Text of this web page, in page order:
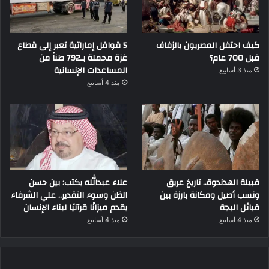
كيف احتفل المصريون بالزفاف
قبل 700 عام؟
منذ 3 أسابيع
5 قوافل إماراتية تعبر إلى قطاع
غزة محملة بـ792 طناً من
المساعدات الإنسانية
منذ 4 أسابيع
قبيلة الهدندوة.. تاريخ عريق
ونسب أصيل ومكانة بارزة بين
قبائل البجة
منذ 4 أسابيع
علاء عبدالله يكتب: بين حسن
الظن وسوء التقدير.. علي الشرفاء
يقدم ميزانًا قرآنيًا لبناء الإنسان
منذ 4 أسابيع